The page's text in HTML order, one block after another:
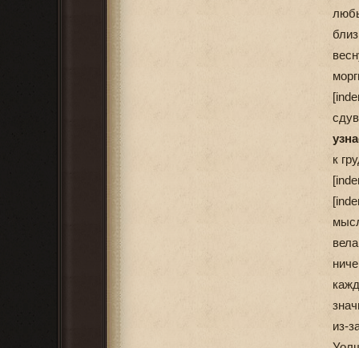
к
из-